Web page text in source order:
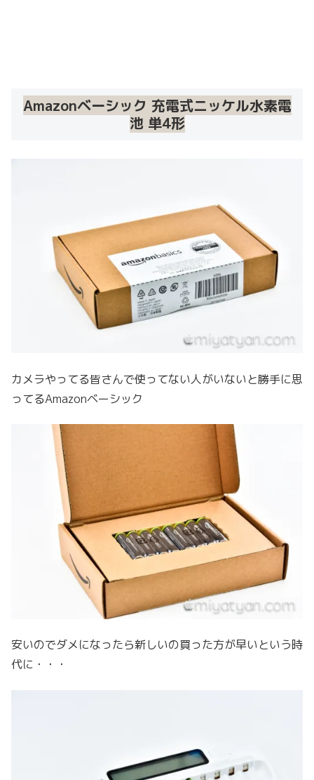
Amazonベーシック 充電式ニッケル水素電
池 単4形
カメラやってる皆さんで使ってない人がいないと勝手に思
ってるAmazonベーシック
安いのでダメになったら新しいの買った方が早いという時
代に・・・